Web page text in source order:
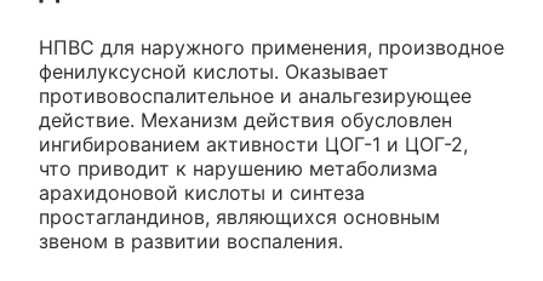
НПВС для наружного применения, производное
фенилуксусной кислоты. Оказывает
противовоспалительное и анальгезирующее
действие. Механизм действия обусловлен
ингибированием активности ЦОГ-1 и ЦОГ-2,
что приводит к нарушению метаболизма
арахидоновой кислоты и синтеза
простагландинов, являющихся основным
звеном в развитии воспаления.